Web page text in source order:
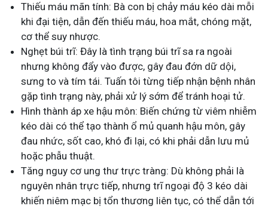
Thiếu máu mãn tính: Bà con bị chảy máu kéo dài mỗi
khi đại tiện, dẫn đến thiếu máu, hoa mắt, chóng mặt,
cơ thể suy nhược.
Nghẹt búi trĩ: Đây là tình trạng búi trĩ sa ra ngoài
nhưng không đẩy vào được, gây đau đớn dữ dội,
sưng to và tím tái. Tuấn tôi từng tiếp nhận bệnh nhân
gặp tình trạng này, phải xử lý sớm để tránh hoại tử.
Hình thành áp xe hậu môn: Biến chứng từ viêm nhiễm
kéo dài có thể tạo thành ổ mủ quanh hậu môn, gây
đau nhức, sốt cao, khó đi lại, có khi phải dẫn lưu mủ
hoặc phẫu thuật.
Tăng nguy cơ ung thư trực tràng: Dù không phải là
nguyên nhân trực tiếp, nhưng trĩ ngoại độ 3 kéo dài
khiến niêm mạc bị tổn thương liên tục, có thể dẫn tới